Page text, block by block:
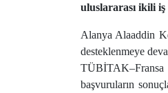
uluslararası ikili
Alanya Alaaddin
desteklenmeye
TÜBİTAK–Fransa
başvuruların